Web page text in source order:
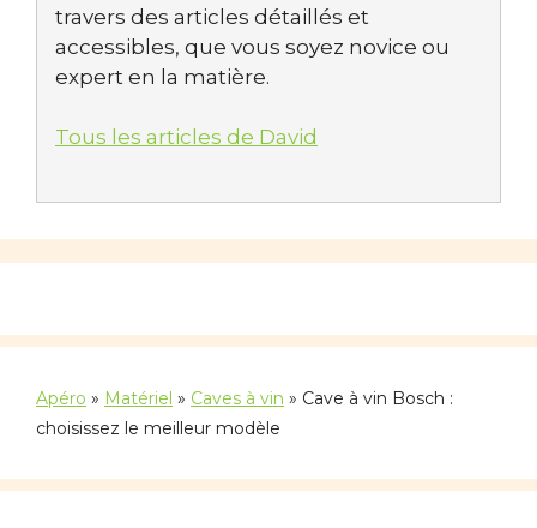
travers des articles détaillés et
accessibles, que vous soyez novice ou
expert en la matière.
Tous les articles de David
Apéro » Matériel » Caves à vin » Cave à vin Bosch :
choisissez le meilleur modèle